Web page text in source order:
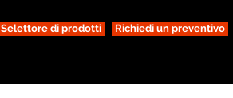
Selettore di prodotti Richiedi un preventivo